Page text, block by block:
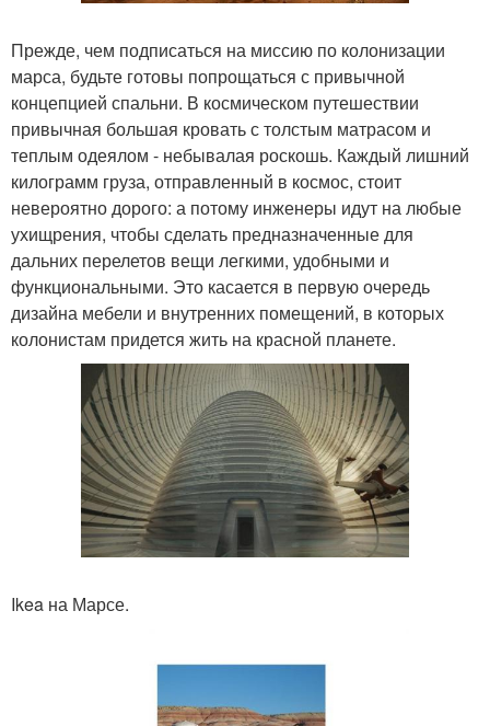
Прежде, чем подписаться на миссию по колонизации
марса, будьте готовы попрощаться с привычной
концепцией спальни. В космическом путешествии
привычная большая кровать с толстым матрасом и
теплым одеялом - небывалая роскошь. Каждый лишний
килограмм груза, отправленный в космос, стоит
невероятно дорого: а потому инженеры идут на любые
ухищрения, чтобы сделать предназначенные для
дальних перелетов вещи легкими, удобными и
функциональными. Это касается в первую очередь
дизайна мебели и внутренних помещений, в которых
колонистам придется жить на красной планете.
Ikea на Марсе.